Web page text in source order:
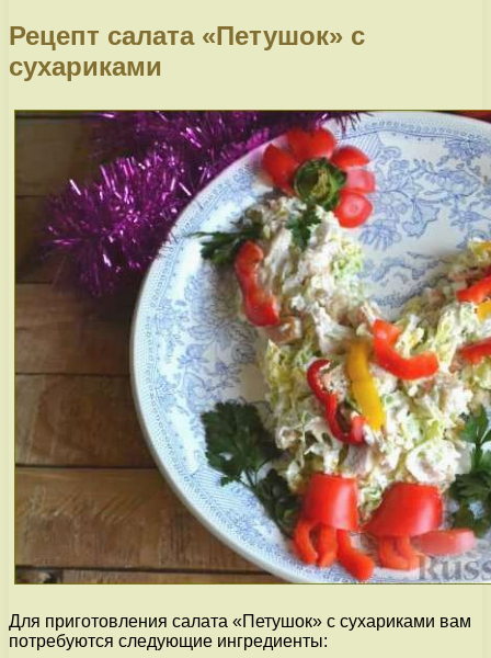
Рецепт салата «Петушок» с
сухариками
Для приготовления салата «Петушок» с сухариками вам
потребуются следующие ингредиенты: